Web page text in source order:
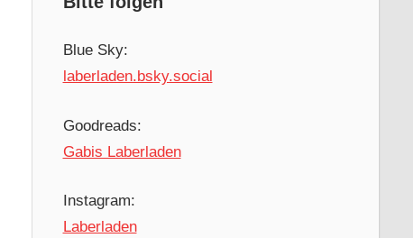
Blue Sky:
laberladen.bsky.social
Goodreads:
Gabis Laberladen
Instagram:
Laberladen